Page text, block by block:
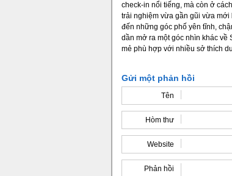
check-in nổi tiếng, mà còn ở
trải nghiệm vừa gần gũi vừa mới
đến những góc phố yên tĩnh,
dần mở ra một góc nhìn khác
mẻ phù hợp với nhiều sở thích
Gửi một phản hồi
Tên
Hòm thư
Website
Phản hồi